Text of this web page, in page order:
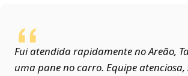
Fui atendida rapidamente no Areão,
uma pane no carro. Equipe atenciosa,